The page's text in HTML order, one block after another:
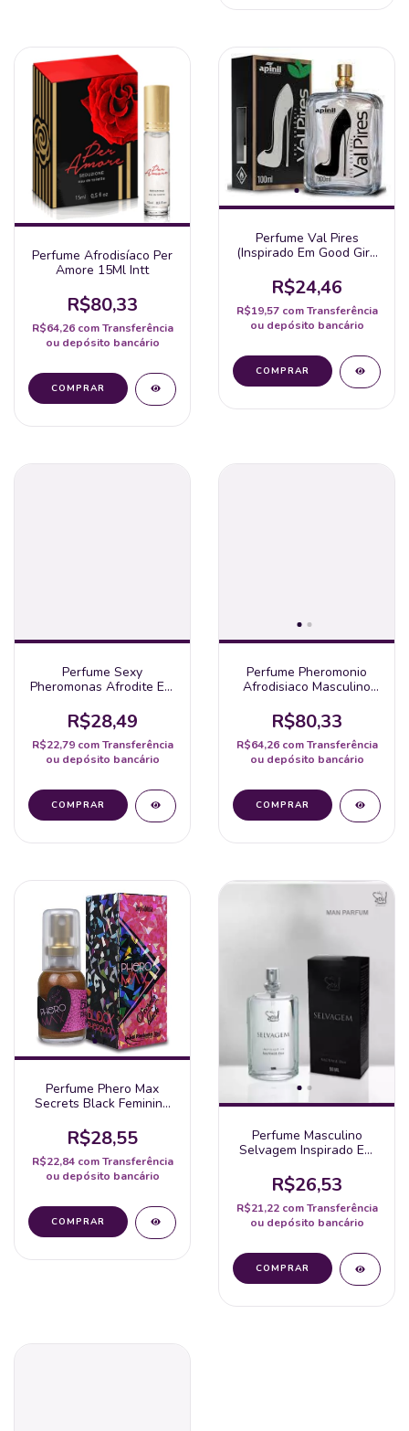
Perfume Afrodisíaco Per
Amore 15Ml Intt
R$80,33
R$64,26 com Transferência
ou depósito bancário
Perfume Val Pires
(Inspirado Em Good Girl)
R$24,46
R$19,57 com Transferência
ou depósito bancário
Perfume Sexy
Pheromonas Afrodite Ela
R$28,49
R$22,79 com Transferência
ou depósito bancário
Perfume Pheromonio
Afrodisiaco Masculino
R$80,33
R$64,26 com Transferência
ou depósito bancário
Perfume Phero Max
Secrets Black Feminino
R$28,55
R$22,84 com Transferência
ou depósito bancário
Perfume Masculino
Selvagem Inspirado Em
50Ml - Soul
R$26,53
R$21,22 com Transferência
ou depósito bancário